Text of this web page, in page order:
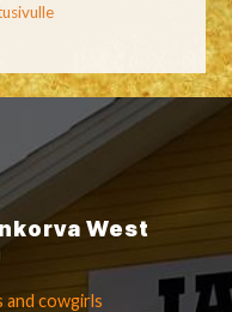
West
and cowgirls